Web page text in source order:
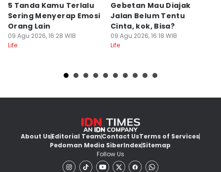
5 Tanda Kamu Terlalu
Sering Menyerap Emosi
Orang Lain
09 Agu 2026, 16:28 WIB
Life
Gebetan Mau Diajak
Jalan Belum Tentu
Cinta, kok, Bisa?
09 Agu 2026, 16:18 WIB
Life
About UsEditorial TeamContact UsTerms of Services
Pedoman Media SiberIndexSitemap
Follow Us